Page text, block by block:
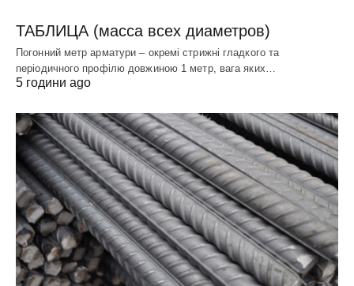
ТАБЛИЦА (масса всех диаметров)
Погонний метр арматури – окремі стрижні гладкого та
періодичного профілю довжиною 1 метр, вага яких…
5 години ago